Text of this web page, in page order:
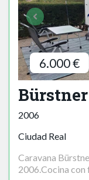
6.000 €
2006
Ciudad Real
Caravana
2006.Cocina con